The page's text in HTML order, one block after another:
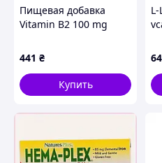
Храните в сухом
Не допускайте
Только для
Нельзя употреблять в
Проконсультируйтесь:
1. Если вы принимаете
данными
2. Если вы беременны.
3. Если у Вас есть
Пищевая добавка
Vitamin B2 100 mg
глютена, 55354TE5H2
441 ₴
Купить